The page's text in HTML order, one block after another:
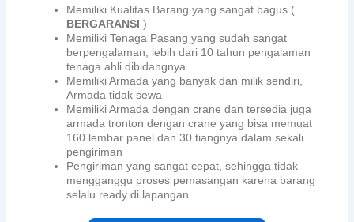
Memiliki Kualitas Barang yang sangat bagus (
BERGARANSI )
Memiliki Tenaga Pasang yang sudah sangat
berpengalaman, lebih dari 10 tahun pengalaman
tenaga ahli dibidangnya
Memiliki Armada yang banyak dan milik sendiri,
Armada tidak sewa
Memiliki Armada dengan crane dan tersedia juga
armada tronton dengan crane yang bisa memuat
160 lembar panel dan 30 tiangnya dalam sekali
pengiriman
Pengiriman yang sangat cepat, sehingga tidak
mengganggu proses pemasangan karena barang
selalu ready di lapangan